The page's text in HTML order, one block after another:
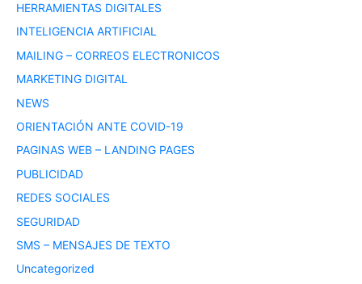
HERRAMIENTAS DIGITALES
INTELIGENCIA ARTIFICIAL
MAILING – CORREOS ELECTRONICOS
MARKETING DIGITAL
NEWS
ORIENTACIÓN ANTE COVID-19
PAGINAS WEB – LANDING PAGES
PUBLICIDAD
REDES SOCIALES
SEGURIDAD
SMS – MENSAJES DE TEXTO
Uncategorized